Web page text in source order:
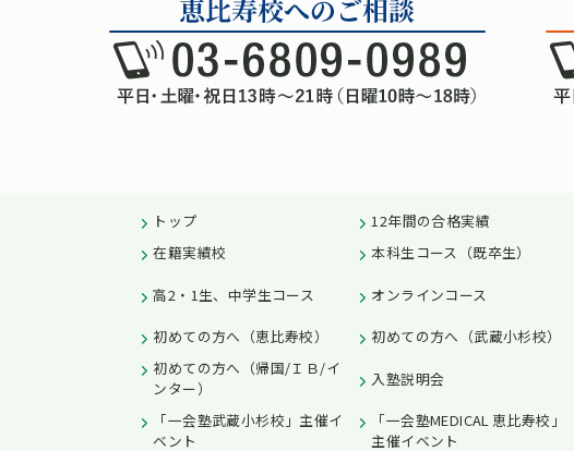
トップ 12年間の合格実績
在籍実績校
本科生コース（既卒生）
高2・1生、中学生コース オンラインコース
初めての方へ（恵比寿校）
初めての方へ（武蔵小杉校）
初めての方へ（帰国/ＩＢ/イ
ンター）
入塾説明会
「一会塾武蔵小杉校」主催イ
ベント
「一会塾MEDICAL 恵比寿校」
主催イベント